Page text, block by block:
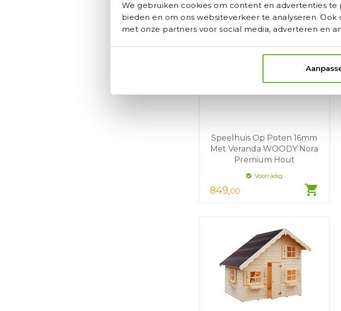
We gebruiken cookies om content en advertenties
bieden en om ons websiteverkeer te analyseren.
met onze partners voor social media, adverteren en
shopping_cart
Speelhuis Op Poten 16mm
Met Veranda WOODY Nora
Premium Hout
Voorradig
849,00